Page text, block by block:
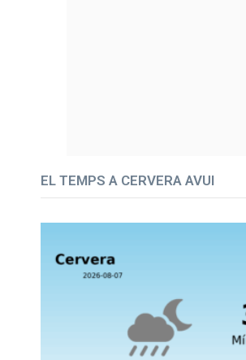
EL TEMPS A CERVERA AVUI